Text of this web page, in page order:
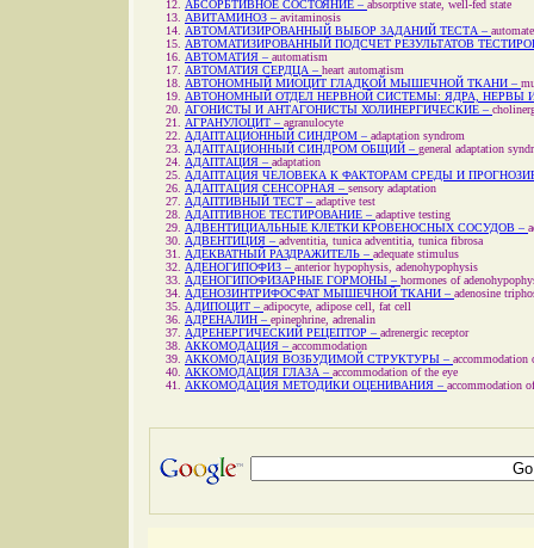
АБСОРБТИВНОЕ СОСТОЯНИЕ – absorptive state, well-fed state
АВИТАМИНОЗ – avitaminosis
АВТОМАТИЗИРОВАННЫЙ ВЫБОР ЗАДАНИЙ ТЕСТА –
АВТОМАТИЗИРОВАННЫЙ ПОДСЧЕТ РЕЗУЛЬТАТОВ
АВТОМАТИЯ – automatism
АВТОМАТИЯ СЕРДЦА – heart automatism
АВТОНОМНЫЙ МИОЦИТ ГЛАДКОЙ МЫШЕЧНОЙ ТКАНИ –
АВТОНОМНЫЙ ОТДЕЛ НЕРВНОЙ СИСТЕМЫ: ЯДРА, НЕРВЫ
АГОНИСТЫ И АНТАГОНИСТЫ ХОЛИНЕРГИЧЕСКИЕ –
АГРАНУЛОЦИТ – agranulocyte
АДАПТАЦИОННЫЙ СИНДРОМ – adaptation syndrom
АДАПТАЦИОННЫЙ СИНДРОМ ОБЩИЙ – general adaptation
АДАПТАЦИЯ – adaptation
АДАПТАЦИЯ ЧЕЛОВЕКА К ФАКТОРАМ СРЕДЫ И
АДАПТАЦИЯ СЕНСОРНАЯ – sensory adaptation
АДАПТИВНЫЙ ТЕСТ – adaptive test
АДАПТИВНОЕ ТЕСТИРОВАНИЕ – adaptive testing
АДВЕНТИЦИАЛЬНЫЕ КЛЕТКИ КРОВЕНОСНЫХ СОСУДОВ –
АДВЕНТИЦИЯ – adventitia, tunica adventitia, tunica fibrosa
АДЕКВАТНЫЙ РАЗДРАЖИТЕЛЬ – adequate stimulus
АДЕНОГИПОФИЗ – anterior hypophysis, adenohypophysis
АДЕНОГИПОФИЗАРНЫЕ ГОРМОНЫ – hormones of
АДЕНОЗИНТРИФОСФАТ МЫШЕЧНОЙ ТКАНИ – adenosine
АДИПОЦИТ – adipocyte, adipose cell, fat cell
АДРЕНАЛИН – epinephrine, adrenalin
АДРЕНЕРГИЧЕСКИЙ РЕЦЕПТОР – adrenergic receptor
АККОМОДАЦИЯ – accommodation
АККОМОДАЦИЯ ВОЗБУДИМОЙ СТРУКТУРЫ – accommodation
АККОМОДАЦИЯ ГЛАЗА – accommodation of the eye
АККОМОДАЦИЯ МЕТОДИКИ ОЦЕНИВАНИЯ – accommodation